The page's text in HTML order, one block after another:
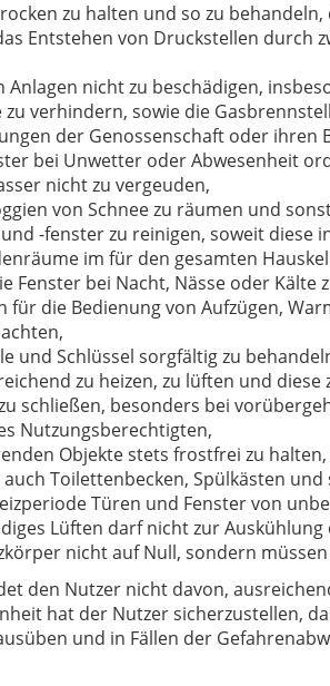
zu halten und so zu
Entstehen von Druckstellen durch
Anlagen nicht zu beschädigen,
verhindern, sowie die
der Genossenschaft oder ihren
bei Unwetter oder Abwesenheit
nicht zu vergeuden,
von Schnee zu räumen und
-fenster zu reinigen, soweit diese
im für den gesamten
Fenster bei Nacht, Nässe oder Kälte
für die Bedienung von Aufzügen,
und Schlüssel sorgfältig zu
zu heizen, zu lüften und diese
schließen, besonders bei
Nutzungsberechtigten,
Objekte stets frostfrei zu
Toilettenbecken, Spülkästen
Türen und Fenster von
Lüften darf nicht zur
nicht auf Null, sondern
den Nutzer nicht davon,
hat der Nutzer sicherzustellen,
und in Fällen der